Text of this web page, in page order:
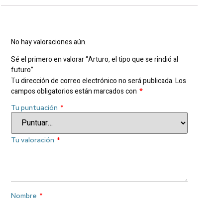
No hay valoraciones aún.
Sé el primero en valorar “Arturo, el tipo que se rindió al
futuro”
Tu dirección de correo electrónico no será publicada.Los
campos obligatorios están marcados con *
Tu puntuación *
Tu valoración *
Nombre *